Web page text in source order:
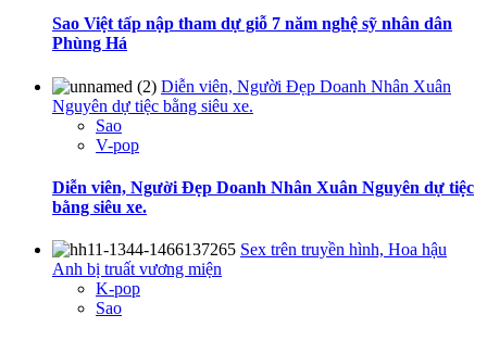
Sao Việt tấp nập tham dự giỗ 7 năm nghệ sỹ nhân dân
Phùng Há
Diễn viên, Người Đẹp Doanh Nhân Xuân
Nguyên dự tiệc bằng siêu xe.
Sao
V-pop
Diễn viên, Người Đẹp Doanh Nhân Xuân Nguyên dự tiệc
bằng siêu xe.
Sex trên truyền hình, Hoa hậu
Anh bị truất vương miện
K-pop
Sao